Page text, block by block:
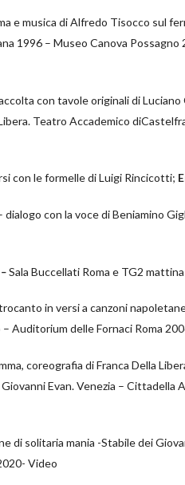
e musica di Alfredo Tisocco sul
1996 – Museo Canova
con tavole originali di
Teatro Accademico
con le formelle di Luigi Rincicotti;
dialogo con la voce di Beniamino
Sala Buccellati Roma e TG2
in versi a canzoni
Auditorium delle Fornaci Roma
coreografia di Franca Della
Evan. Venezia – Cittadella
di solitaria mania -Stabile dei
Video